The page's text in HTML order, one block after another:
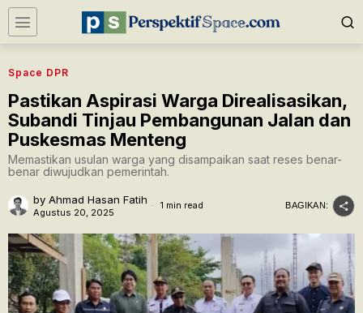
Space DPR
Pastikan Aspirasi Warga Direalisasikan,
Subandi Tinjau Pembangunan Jalan dan
Puskesmas Menteng
Memastikan usulan warga yang disampaikan saat reses benar-
benar diwujudkan pemerintah.
by Ahmad Hasan Fatih
Agustus 20, 2025
1 min read BAGIKAN: